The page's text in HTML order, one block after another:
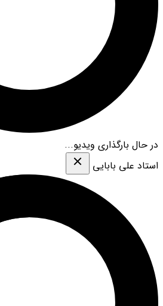
در حال بارگذاری ویدیو...
استاد علی بابایی